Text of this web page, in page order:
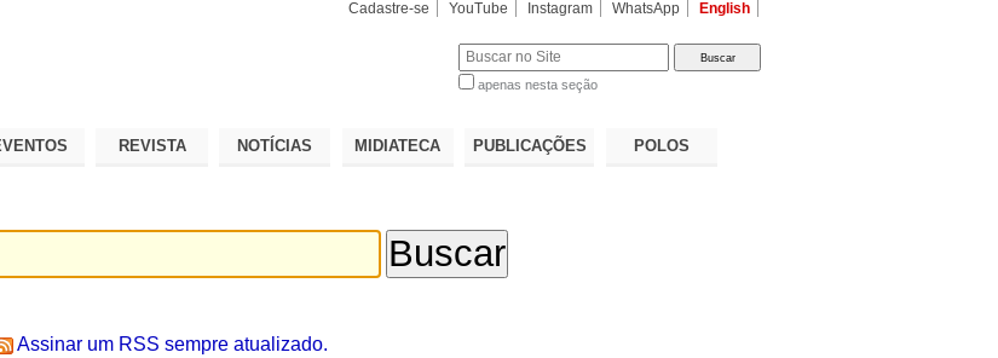
Cadastre-se YouTube Instagram WhatsApp English
apenas nesta seção
REVISTA NOTÍCIAS MIDIATECA PUBLICAÇÕES POLOS
Assinar um RSS sempre atualizado.